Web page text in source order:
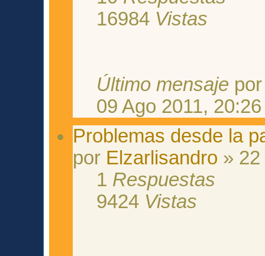
16984 Vistas
Último mensaje
09 Ago 2011, 20:26
Problemas desde la
por Elzarlisandro »
1 Respuestas
9424 Vistas